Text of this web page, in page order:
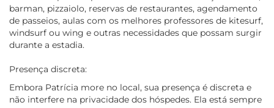
barman, pizzaiolo, reservas de restaurantes, agendamento
de passeios, aulas com os melhores professores de kitesurf,
windsurf ou wing e outras necessidades que possam surgir
durante a estadia.
Presença discreta:
Embora Patrícia more no local, sua presença é discreta e
não interfere na privacidade dos hóspedes. Ela está sempre